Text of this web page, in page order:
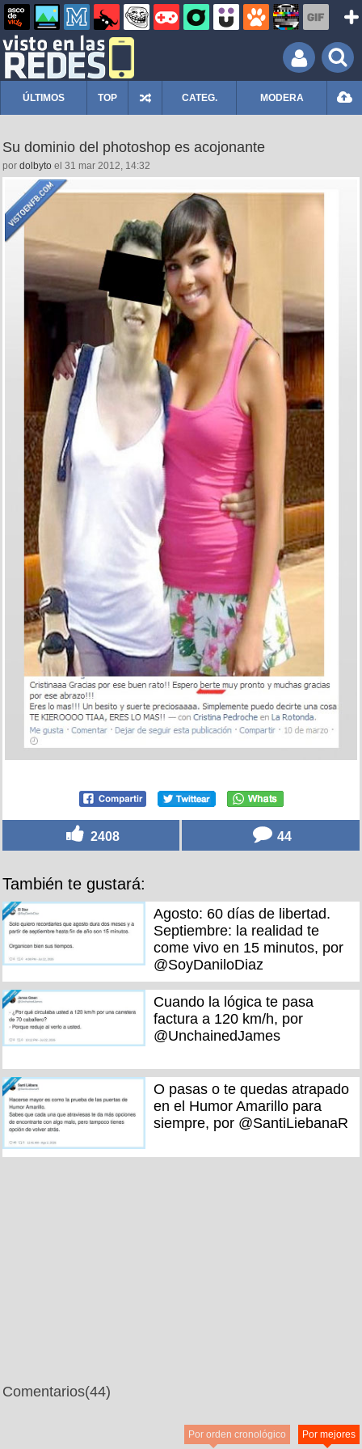
ÚLTIMOS TOP CATEG. MODERA
Su dominio del photoshop es acojonante
por dolbyto el 31 mar 2012, 14:32
2408 44
También te gustará:
Agosto: 60 días de libertad.
Septiembre: la realidad te
come vivo en 15 minutos, por
@SoyDaniloDiaz
Cuando la lógica te pasa
factura a 120 km/h, por
@UnchainedJames
O pasas o te quedas atrapado
en el Humor Amarillo para
siempre, por @SantiLiebanaR
Comentarios(44)
Por mejores
Por orden cronológico